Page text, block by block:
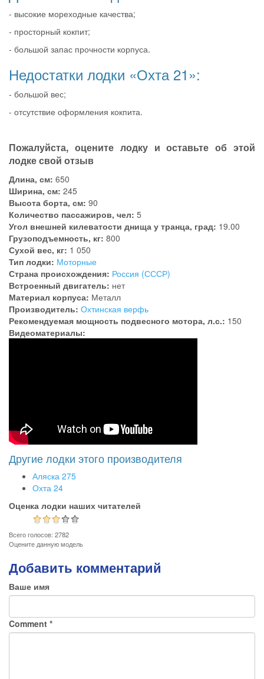
- высокие мореходные качества;
- просторный кокпит;
- большой запас прочности корпуса.
Недостатки лодки «Охта 21»:
- большой вес;
- отсутствие оформления кокпита.
Пожалуйста, оцените лодку и оставьте об этой
лодке свой отзыв
Длина, см: 650
Ширина, см: 245
Высота борта, см: 90
Количество пассажиров, чел: 5
Угол внешней килеватости днища у транца, град: 19.00
Грузоподъемность, кг: 800
Сухой вес, кг: 1 050
Тип лодки: Моторные
Страна происхождения: Россия (СССР)
Встроенный двигатель: нет
Материал корпуса: Металл
Производитель: Охтинская верфь
Рекомендуемая мощность подвесного мотора, л.с.: 150
Видеоматериалы:
Другие лодки этого производителя
Аляска 275
Охта 24
Оценка лодки наших читателей
Всего голосов: 2782
Оцените данную модель
Добавить комментарий
Ваше имя
Comment *